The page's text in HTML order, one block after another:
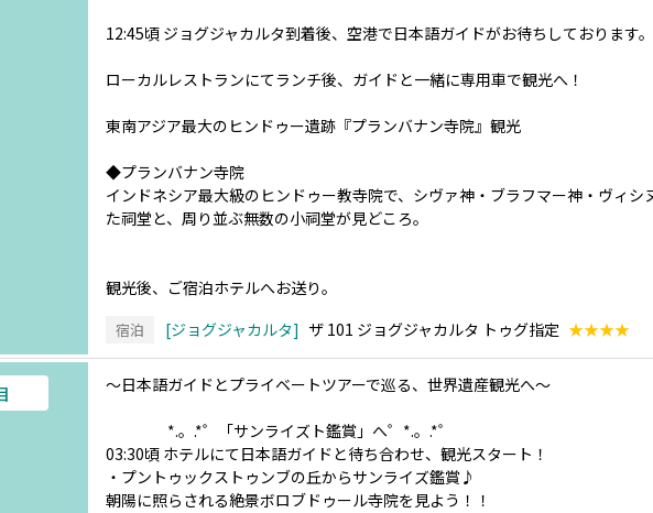
12:45頃 ジョグジャカルタ到着後、空港で日本語ガイドがお待ちしております。
ローカルレストランにてランチ後、ガイドと一緒に専用車で観光へ！
東南アジア最大のヒンドゥー遺跡『プランバナン寺院』観光
◆プランバナン寺院
インドネシア最大級のヒンドゥー教寺院で、シヴァ神・ブラフマー神・ヴィシ
た祠堂と、周り並ぶ無数の小祠堂が見どころ。
観光後、ご宿泊ホテルへお送り。
宿泊 ジョグジャカルタ ザ 101 ジョグジャカルタ トゥグ指定 ★★★★
～日本語ガイドとプライベートツアーで巡る、世界遺産観光へ～
*.。.*゜「サンライズト鑑賞」へ゜*.。.*゜
03:30頃 ホテルにて日本語ガイドと待ち合わせ、観光スタート！
・プントゥックストゥンブの丘からサンライズ鑑賞♪
朝陽に照らされる絶景ボロブドゥール寺院を見よう！！